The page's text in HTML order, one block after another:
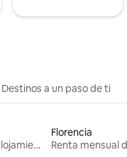
Destinos a un paso de ti
Renta mensual de alojamientos
Florencia